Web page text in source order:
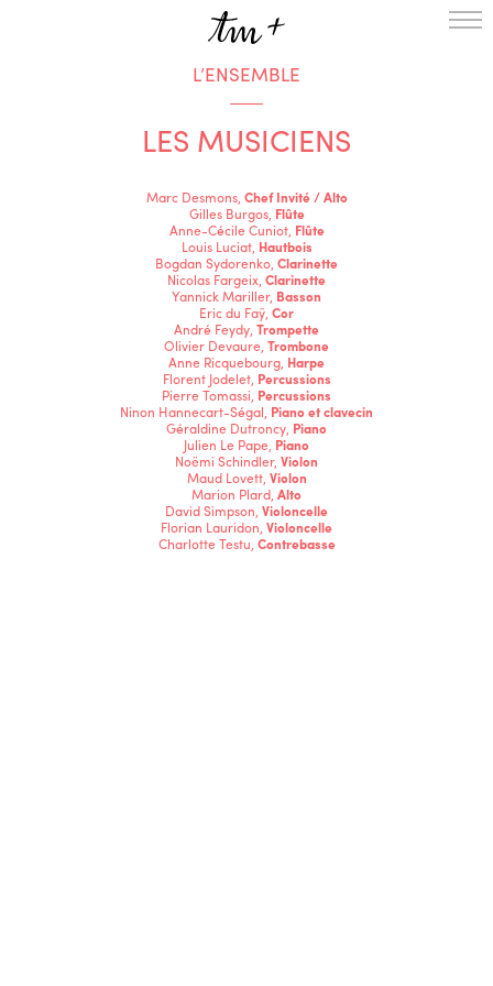
L’ENSEMBLE
SAISON
A LA UNE
MÉDIATION
NOUS SOUTENIR
ENGLISH
NEWSLETTER
CONTACTS
AGENDA
L’ENSEMBLE
LES MUSICIENS
Marc Desmons, Chef Invité / Alto
Gilles Burgos, Flûte
Anne-Cécile Cuniot, Flûte
Louis Luciat, Hautbois
Bogdan Sydorenko, Clarinette
Nicolas Fargeix, Clarinette
Yannick Mariller, Basson
Eric du Faÿ, Cor
André Feydy, Trompette
Olivier Devaure, Trombone
Anne Ricquebourg, Harpe
Florent Jodelet, Percussions
Pierre Tomassi, Percussions
Ninon Hannecart-Ségal, Piano et clavecin
Géraldine Dutroncy, Piano
Julien Le Pape, Piano
Noëmi Schindler, Violon
Maud Lovett, Violon
Marion Plard, Alto
David Simpson, Violoncelle
Florian Lauridon, Violoncelle
Charlotte Testu, Contrebasse